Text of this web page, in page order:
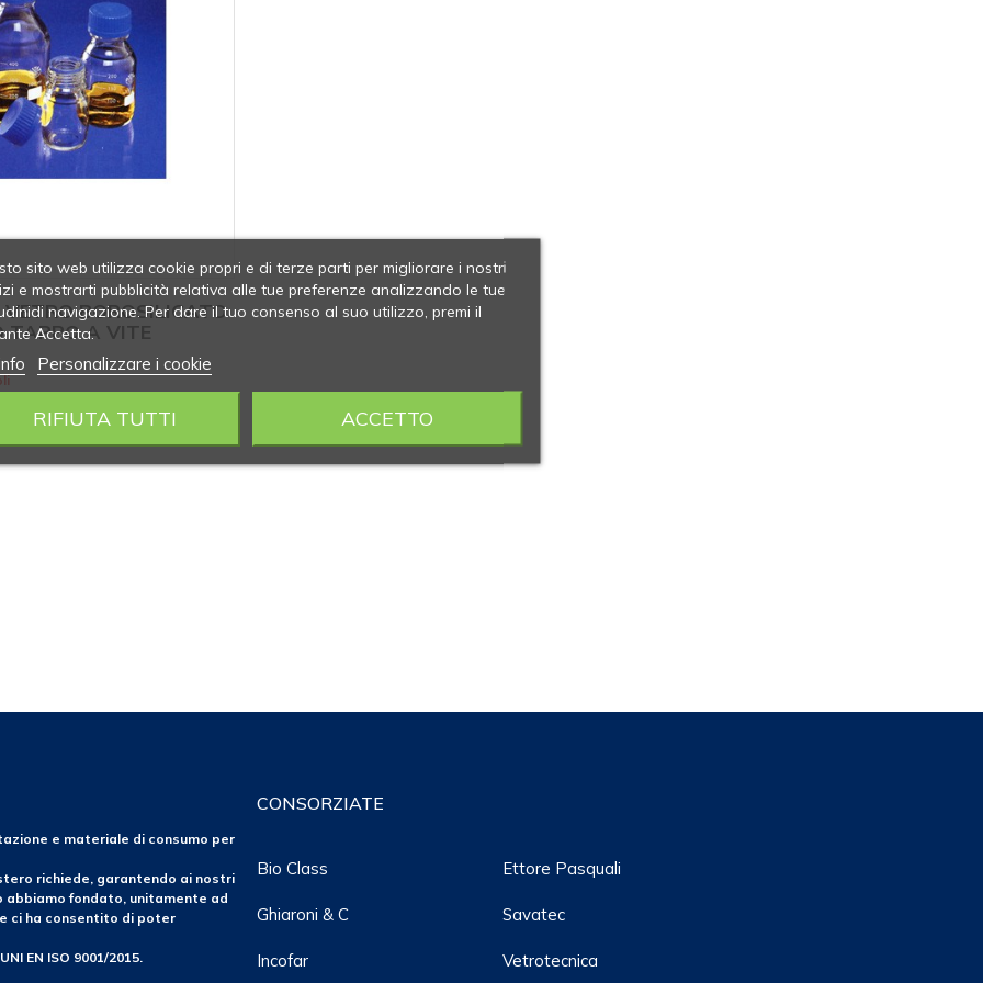
BOROSILICATO
TAPPO A VITE
e materiale di consumo per
richiede, garantendo ai nostri
fondato, unitamente ad
ci ha consentito di poter
EN ISO 9001/2015.
CONSORZIATE
Bio Class
Ghiaroni & C
Incofar
Ettore Pasquali
Savatec
Vetrotecnica
sito web utilizza cookie propri e di terze parti per migliorare i nostri
e mostrarti pubblicità relativa alle tue preferenze analizzando le tue
navigazione. Per dare il tuo consenso al suo utilizzo, premi il
Accetta.
Personalizzare i cookie
RIFIUTA TUTTI ACCETTO